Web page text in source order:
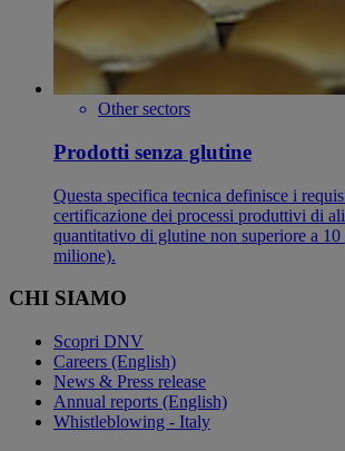
Other sectors
Prodotti senza glutine
Questa specifica tecnica definisce i
certificazione dei processi produttivi di
quantitativo di glutine non superiore a
milione).
CHI SIAMO
Scopri DNV
Careers (English)
News & Press release
Annual reports (English)
Whistleblowing - Italy